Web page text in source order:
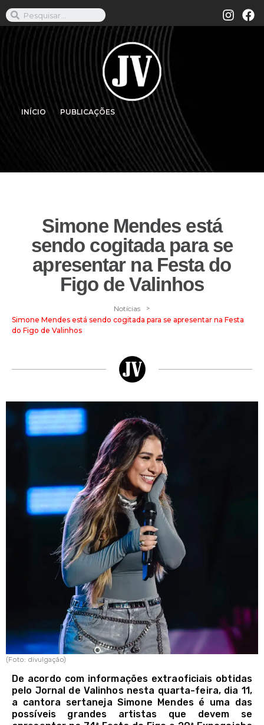
INÍCIO PUBLICAÇÕES
Simone Mendes está
sendo cogitada para se
apresentar na Festa do
Figo de Valinhos
Notícias >
Simone Mendes está sendo cogitada para se apresentar na Festa
do Figo de Valinhos
(Foto: divulgação)
De acordo com informações extraoficiais obtidas
pelo Jornal de Valinhos nesta quarta-feira, dia 11,
a cantora sertaneja Simone Mendes é uma das
possíveis grandes artistas que devem se